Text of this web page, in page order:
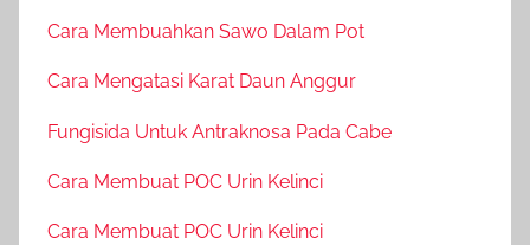
Cara Membuahkan Sawo Dalam Pot
Cara Mengatasi Karat Daun Anggur
Fungisida Untuk Antraknosa Pada Cabe
Cara Membuat POC Urin Kelinci
Cara Membuat POC Urin Kelinci